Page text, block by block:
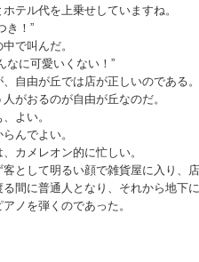
ホテル代を上乗せしていますね。
き！”
で叫んだ。
なに可愛いくない！”
、自由が丘では店が正しいのである。
人がおるのが自由が丘なのだ。
、よい。
んでよい。
、カメレオン的に忙しい。
客として明るい顔で雑貨屋に入り、
る間に普通人となり、それから地下
アノを弾くのであった。